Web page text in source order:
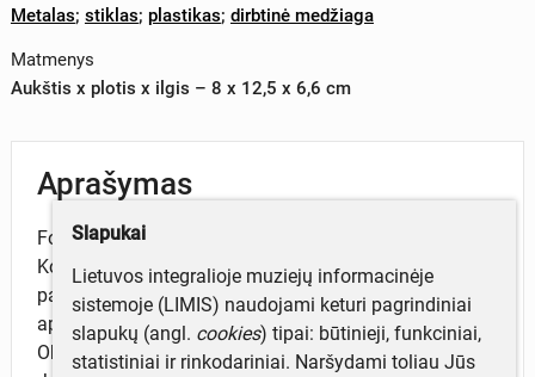
Metalas; stiklas; plastikas; dirbtinė medžiaga
Matmenys
Aukštis x plotis x ilgis – 8 x 12,5 x 6,6 cm
Aprašymas
Fotoaparatas „Yashica EZ Matic" Nr. KII5103408.
Korpusas horizontalus, apvalinto keturkampio formos,
pagamintas iš šviesios spalvos metalo, vietomis
apklijuotas juodos spalvos dirbtine medžiaga.
Objektyvas „Yashica" Yashinon 1:2,7/f-37 mm.
Slapukai
Lietuvos integralioje muziejų informacinėje
sistemoje (LIMIS) naudojami keturi pagrindiniai
slapukų (angl. cookies) tipai: būtinieji, funkciniai,
statistiniai ir rinkodariniai. Naršydami toliau Jūs